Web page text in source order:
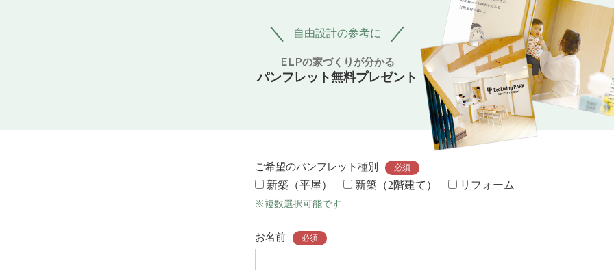
自由設計の参考に
ELPの家づくりが分かる
パンフレット無料プレゼント
ご希望のパンフレット種別 必須
新築（平屋） 新築（2階建て） リフォーム
※複数選択可能です
お名前 必須